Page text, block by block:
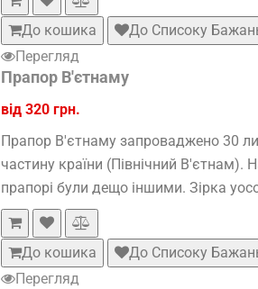
До кошика До Списоку
Перегляд
Прапор В'єтнаму
від 320 грн.
Прапор В'єтнаму запроваджено 30
частину країни (Північний В'єтнам).
прапорі були дещо іншими. Зірка
До кошика До Списоку
Перегляд